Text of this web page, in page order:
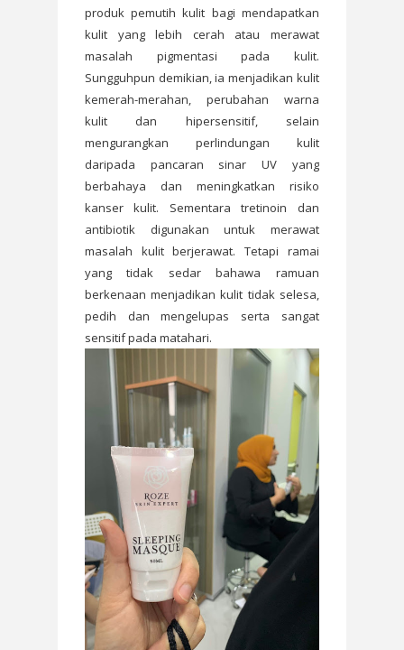
produk pemutih kulit bagi mendapatkan
kulit yang lebih cerah atau merawat
masalah pigmentasi pada kulit.
Sungguhpun demikian, ia menjadikan kulit
kemerah-merahan, perubahan warna
kulit dan hipersensitif, selain
mengurangkan perlindungan kulit
daripada pancaran sinar UV yang
berbahaya dan meningkatkan risiko
kanser kulit. Sementara tretinoin dan
antibiotik digunakan untuk merawat
masalah kulit berjerawat. Tetapi ramai
yang tidak sedar bahawa ramuan
berkenaan menjadikan kulit tidak selesa,
pedih dan mengelupas serta sangat
sensitif pada matahari.